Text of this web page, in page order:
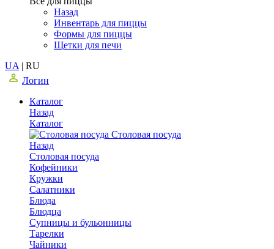
Назад
Инвентарь для пиццы
Формы для пиццы
Щетки для печи
UA | RU
Логин
Каталог
Назад
Каталог
Столовая посуда
Назад
Столовая посуда
Кофейники
Кружки
Салатники
Блюда
Блюдца
Супницы и бульонницы
Тарелки
Чайники